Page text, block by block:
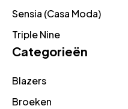
Sensia (Casa Moda)
Triple Nine
Categorieën
Blazers
Broeken